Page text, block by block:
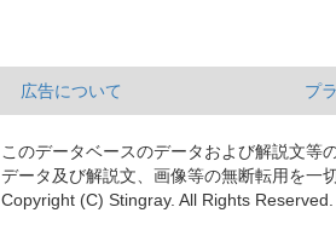
広告について プ
このデータベースのデータおよび解説文等
データ及び解説文、画像等の無断転用を一
Copyright (C) Stingray. All Rights Reserved.